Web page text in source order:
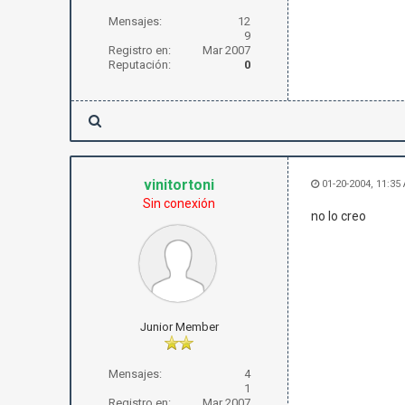
Mensajes:
12
9
Registro en:
Mar 2007
Reputación:
0
vinitortoni
Sin conexión
Junior Member
Mensajes:
4
1
01-20-2004, 11:35
no lo creo